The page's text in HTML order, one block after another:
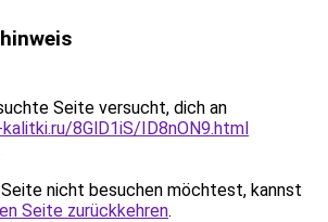
Seite versucht, dich an
8GlD1iS/ID8nON9.html
nicht besuchen möchtest, kannst
Seite zurückkehren.